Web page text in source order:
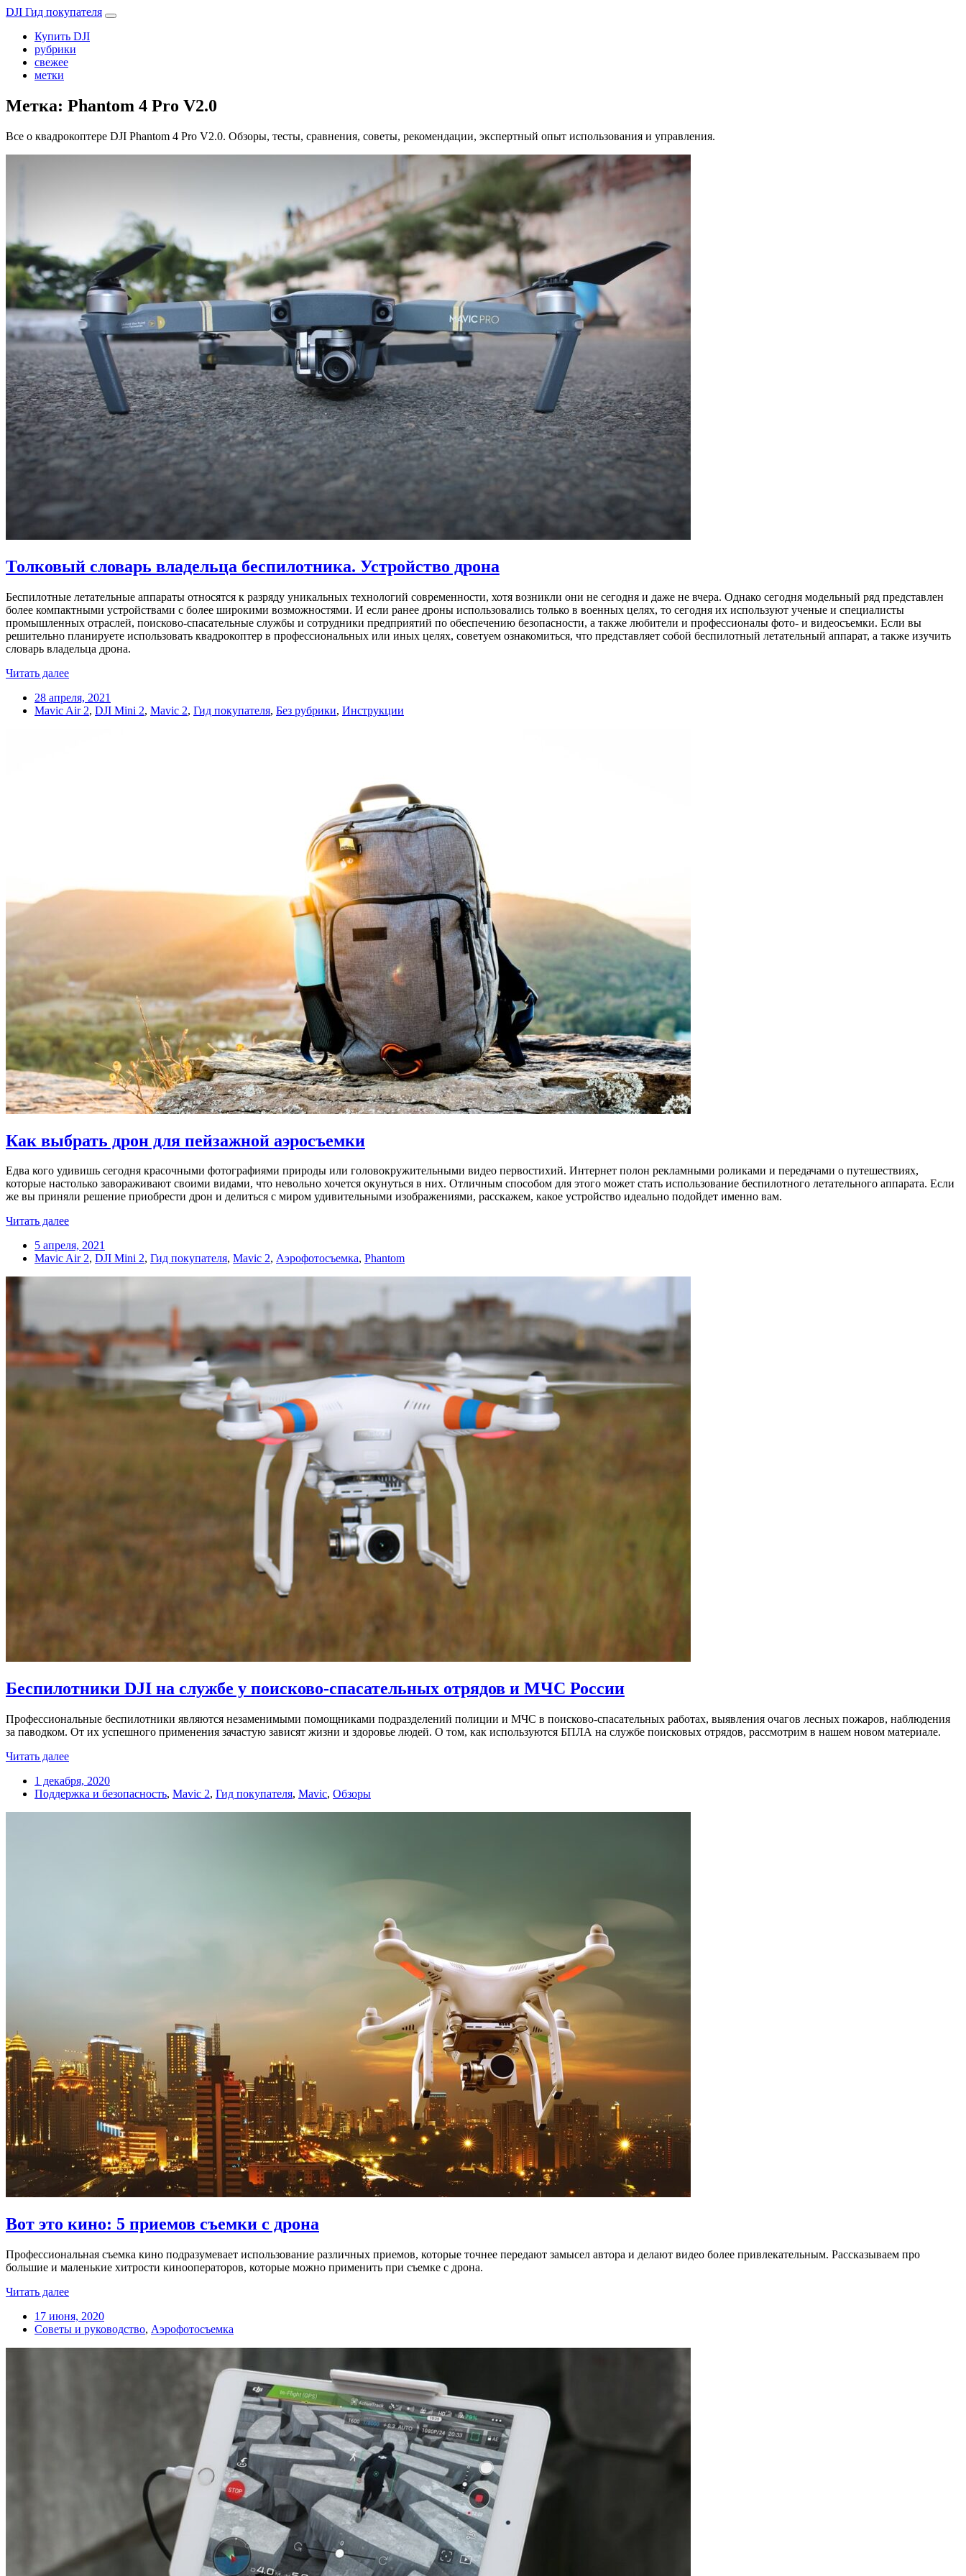
DJI Гид покупателя
Купить DJI
рубрики
свежее
метки
Метка: Phantom 4 Pro V2.0
Все о квадрокоптере DJI Phantom 4 Pro V2.0. Обзоры, тесты, сравнения, советы, рекомендации, экспертный опыт использования и управления.
Толковый словарь владельца беспилотника. Устройство дрона
Беспилотные летательные аппараты относятся к разряду уникальных технологий современности, хотя возникли они не сегодня и даже не вчера. Однако сегодня модельный ряд представлен
более компактными устройствами с более широкими возможностями. И если ранее дроны использовались только в военных целях, то сегодня их используют ученые и специалисты
промышленных отраслей, поисково-спасательные службы и сотрудники предприятий по обеспечению безопасности, а также любители и профессионалы фото- и видеосъемки. Если вы
решительно планируете использовать квадрокоптер в профессиональных или иных целях, советуем ознакомиться, что представляет собой беспилотный летательный аппарат, а также изучить
словарь владельца дрона.
Читать далее
28 апреля, 2021
Mavic Air 2, DJI Mini 2, Mavic 2, Гид покупателя, Без рубрики, Инструкции
Как выбрать дрон для пейзажной аэросъемки
Едва кого удивишь сегодня красочными фотографиями природы или головокружительными видео первостихий. Интернет полон рекламными роликами и передачами о путешествиях,
которые настолько завораживают своими видами, что невольно хочется окунуться в них. Отличным способом для этого может стать использование беспилотного летательного аппарата. Если
же вы приняли решение приобрести дрон и делиться с миром удивительными изображениями, расскажем, какое устройство идеально подойдет именно вам.
Читать далее
5 апреля, 2021
Mavic Air 2, DJI Mini 2, Гид покупателя, Mavic 2, Аэрофотосъемка, Phantom
Беспилотники DJI на службе у поисково-спасательных отрядов и МЧС России
Профессиональные беспилотники являются незаменимыми помощниками подразделений полиции и МЧС в поисково-спасательных работах, выявления очагов лесных пожаров, наблюдения
за паводком. От их успешного применения зачастую зависят жизни и здоровье людей. О том, как используются БПЛА на службе поисковых отрядов, рассмотрим в нашем новом материале.
Читать далее
1 декабря, 2020
Поддержка и безопасность, Mavic 2, Гид покупателя, Mavic, Обзоры
Вот это кино: 5 приемов съемки с дрона
Профессиональная съемка кино подразумевает использование различных приемов, которые точнее передают замысел автора и делают видео более привлекательным. Рассказываем про
большие и маленькие хитрости кинооператоров, которые можно применить при съемке с дрона.
Читать далее
17 июня, 2020
Советы и руководство, Аэрофотосъемка